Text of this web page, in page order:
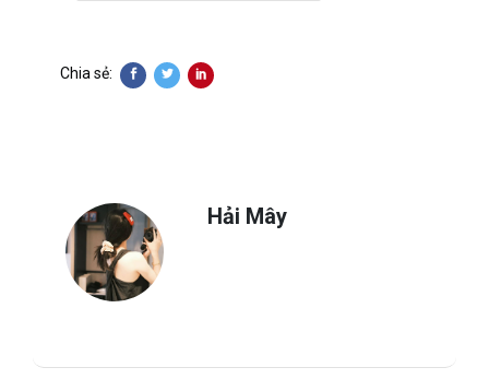
Chia sẻ:
Hải Mây